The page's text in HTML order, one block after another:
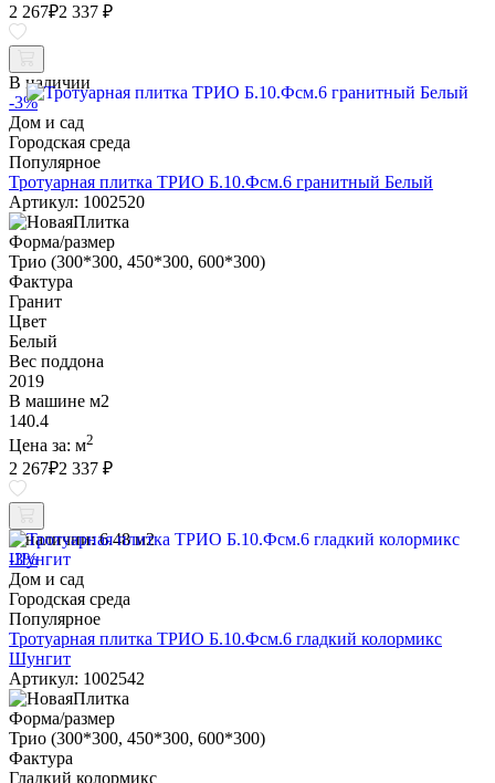
2 267₽2 337 ₽
В наличии
-3%
Дом и сад
Городская среда
Популярное
Тротуарная плитка ТРИО Б.10.Фсм.6 гранитный Белый
Артикул: 1002520
Форма/размер
Трио (300*300, 450*300, 600*300)
Фактура
Гранит
Цвет
Белый
Вес поддона
2019
В машине м2
140.4
Цена за: м2
2 267₽2 337 ₽
В наличии: 6.48 м2
-3%
Дом и сад
Городская среда
Популярное
Тротуарная плитка ТРИО Б.10.Фсм.6 гладкий колормикс
Шунгит
Артикул: 1002542
Форма/размер
Трио (300*300, 450*300, 600*300)
Фактура
Гладкий колормикс